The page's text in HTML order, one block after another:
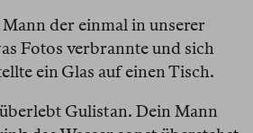
der einmal in unserer
Fotos verbrannte und sich
ein Glas auf einen Tisch.
Gulistan. Dein Mann